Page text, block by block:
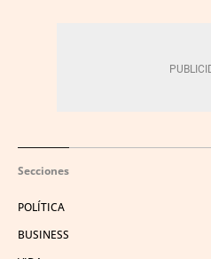
Secciones
POLÍTICA
BUSINESS